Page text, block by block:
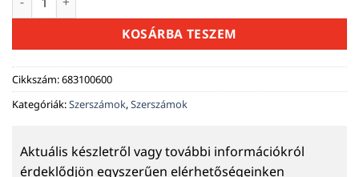
KOSÁRBA TESZEM
Cikkszám:683100600
Kategóriák:Szerszámok,Szerszámok
Aktuális készletről vagy további információkról
érdeklődjön egyszerűen elérhetőségeinken